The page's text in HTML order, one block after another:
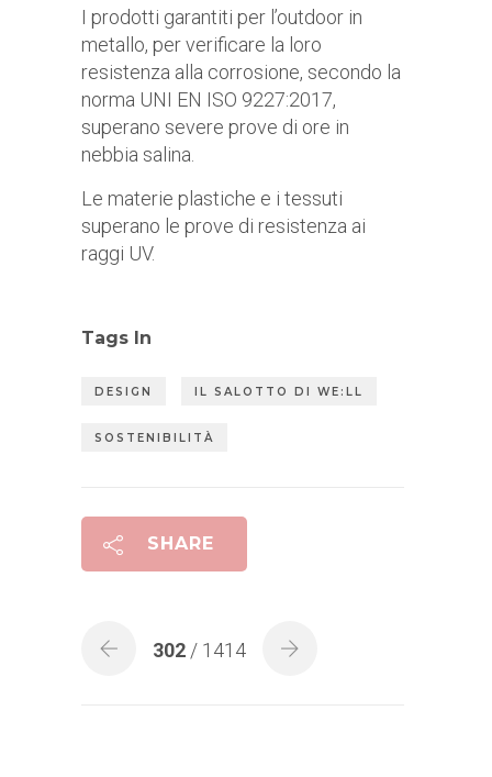
I prodotti garantiti per l’outdoor in
metallo, per verificare la loro
resistenza alla corrosione, secondo la
norma UNI EN ISO 9227:2017,
superano severe prove di ore in
nebbia salina.
Le materie plastiche e i tessuti
superano le prove di resistenza ai
raggi UV.
Tags In
DESIGN IL SALOTTO DI WE:LL
SOSTENIBILITÀ
SHARE
302 / 1414